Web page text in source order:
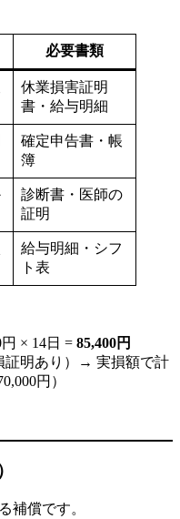
必要書類
休業損害証明
書・給与明細
確定申告書・帳
簿
診断書・医師の
証明
給与明細・シフ
ト表
× 14日 = 85,400円
証明あり）→ 実損額で計
円）
補償です。